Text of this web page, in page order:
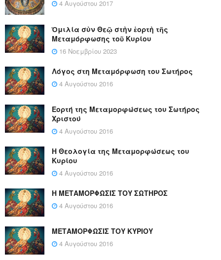
4 Αυγούστου 2017
Ὁμιλία σὺν Θεῷ στὴν ἑορτὴ τῆς
Μεταμόρφωσης τοῦ Κυρίου
16 Νοεμβρίου 2023
Λόγος στη Μεταμόρφωση του Σωτήρος
4 Αυγούστου 2016
Εορτή της Μεταμορφώσεως του Σωτήρος
Χριστού
4 Αυγούστου 2016
Η Θεολογία της Μεταμορφώσεως του
Κυρίου
4 Αυγούστου 2016
Η ΜΕΤΑΜΟΡΦΩΣΙΣ ΤΟΥ ΣΩΤΗΡΟΣ
4 Αυγούστου 2016
ΜΕΤΑΜΟΡΦΩΣΙΣ ΤΟΥ ΚΥΡΙΟΥ
4 Αυγούστου 2016